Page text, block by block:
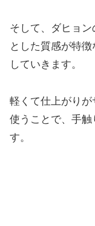
そして、ダヒョ
とした質感が特
していきます。
軽くて仕上がり
使うことで、手触
す。